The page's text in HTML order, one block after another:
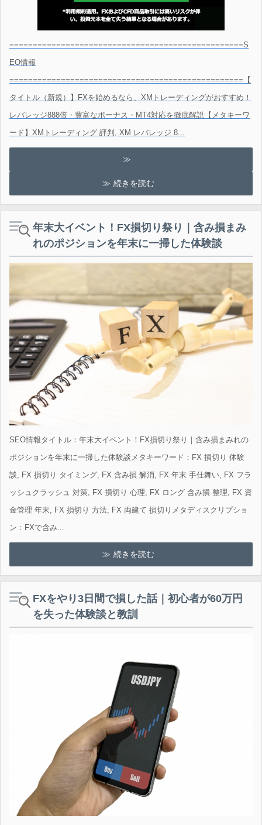
==================================================S
EO情報
==================================================【
タイトル（新規）】FXを始めるなら、XMトレーディングがおすすめ！
レバレッジ888倍・豊富なボーナス・MT4対応を徹底解説【メタキーワ
ード】XMトレーディング 評判, XM レバレッジ 8...
続きを読む
年末大イベント！FX損切り祭り｜含み損まみ
れのポジションを年末に一掃した体験談
SEO情報タイトル：年末大イベント！FX損切り祭り｜含み損まみれの
ポジションを年末に一掃した体験談メタキーワード：FX 損切り 体験
談, FX 損切り タイミング, FX 含み損 解消, FX 年末 手仕舞い, FX フラ
ッシュクラッシュ 対策, FX 損切り 心理, FX ロング 含み損 整理, FX 資
金管理 年末, FX 損切り 方法, FX 両建て 損切りメタディスクリプショ
ン：FXで含み...
続きを読む
FXをやり3日間で損した話｜初心者が60万円
を失った体験談と教訓